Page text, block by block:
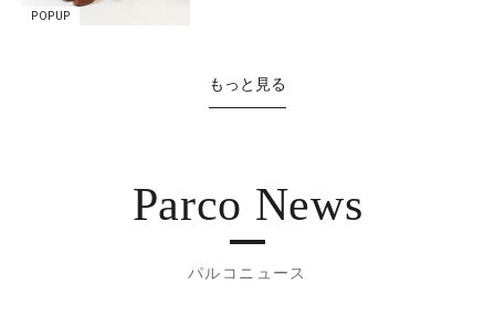
POPUP
もっと見る
Parco News
パルコニュース